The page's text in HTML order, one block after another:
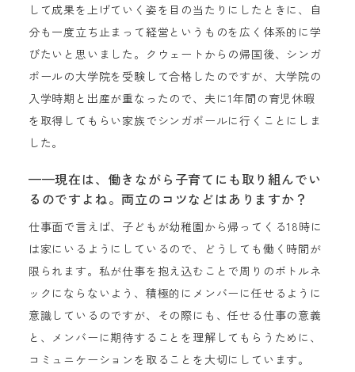
して成果を上げていく姿を目の当たりにしたときに、自
分も一度立ち止まって経営というものを広く体系的に学
びたいと思いました。クウェートからの帰国後、シンガ
ポールの大学院を受験して合格したのですが、大学院の
入学時期と出産が重なったので、夫に1年間の育児休暇
を取得してもらい家族でシンガポールに行くことにしま
した。
——現在は、働きながら子育てにも取り組んでい
るのですよね。両立のコツなどはありますか？
仕事面で言えば、子どもが幼稚園から帰ってくる18時に
は家にいるようにしているので、どうしても働く時間が
限られます。私が仕事を抱え込むことで周りのボトルネ
ックにならないよう、積極的にメンバーに任せるように
意識しているのですが、その際にも、任せる仕事の意義
と、メンバーに期待することを理解してもらうために、
コミュニケーションを取ることを大切にしています。